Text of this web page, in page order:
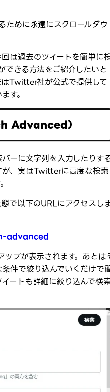
めに永遠にスクロールダウ
は過去のツイートを簡単に
できる方法をご紹介したいと
Twitter社が公式で提供して
す。
Advanced）
ーに文字列を入力したりす
、実はTwitterに高度な検索
で以下のURLにアクセスし
advanced
プが表示されます。あとは
件で絞り込んでいくだけで
ートも詳細に絞り込んで検